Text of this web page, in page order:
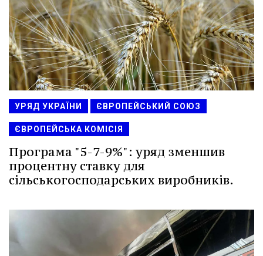
УРЯД УКРАЇНИ ЄВРОПЕЙСЬКИЙ СОЮЗ
ЄВРОПЕЙСЬКА КОМІСІЯ
Програма "5-7-9%": уряд зменшив
процентну ставку для
сільськогосподарських виробників.